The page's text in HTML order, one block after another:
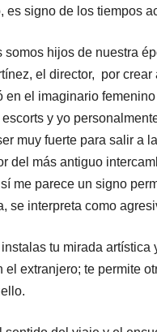
es signo de los tiempos
somos hijos de nuestra
el director, por
en el imaginario
y yo
muy fuerte para salir a
del más antiguo
me parece un signo
se interpreta como
tu mirada artística
el extranjero; te permite